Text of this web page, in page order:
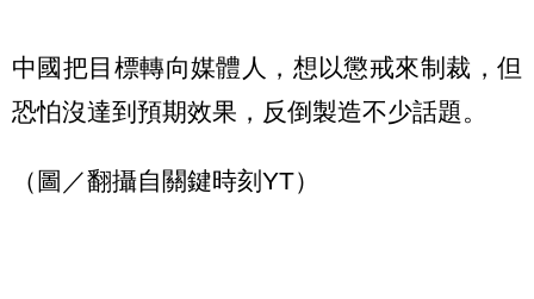
中國把目標轉向媒體人，想以懲戒來制裁，但
恐怕沒達到預期效果，反倒製造不少話題。
（圖／翻攝自關鍵時刻YT）